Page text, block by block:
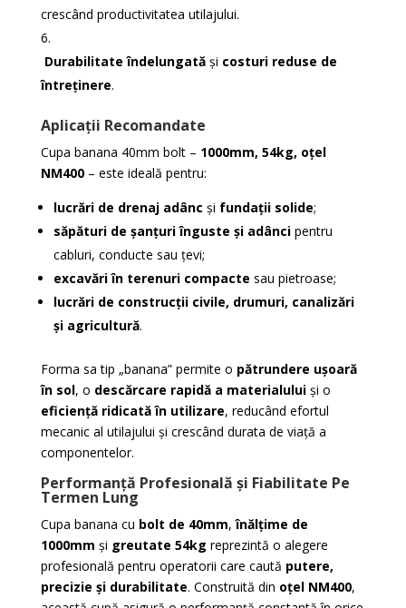
crescând productivitatea utilajului.
Durabilitate îndelungatăși costuri reduse de
întreținere.
Aplicații Recomandate
Cupa banana 40mm bolt – 1000mm, 54kg, oțel
NM400– este ideală pentru:
lucrări de drenaj adânc și fundații solide;
săpături de șanțuri înguste și adâncipentru
cabluri, conducte sau țevi;
excavări în terenuri compacte sau pietroase;
lucrări de construcții civile, drumuri, canalizări
și agricultură.
Forma sa tip „banana” permite o pătrundere ușoară
în sol, o descărcare rapidă a materialuluiși o
eficiență ridicată în utilizare, reducând efortul
mecanic al utilajului și crescând durata de viață a
componentelor.
Performanță Profesională și Fiabilitate Pe
Termen Lung
Cupa banana cu bolt de 40mm,înălțime de
1000mm și greutate 54kg reprezintă o alegere
profesională pentru operatorii care caută putere,
precizie și durabilitate. Construită din oțel NM400,